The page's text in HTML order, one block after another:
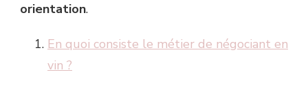
orientation.
En quoi consiste le métier de négociant en
vin ?